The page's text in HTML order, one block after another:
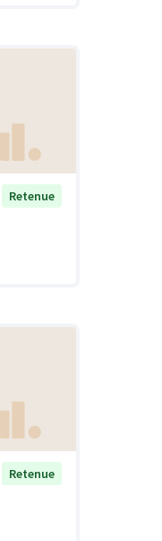
Retenue
Retenue